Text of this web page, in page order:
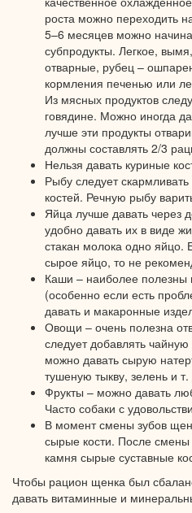
роста можно переходить
5–6 месяцев можно
субпродукты. Легкое,
отварные, рубец –
кормления печенью или
Из мясных продуктов
говядине. Можно иногда
лучше эти продукты
должны составлять 2/3
Нельзя давать куриные
Рыбу следует скармливать
костей. Речную рыбу
Яйца лучше давать через
удобно давать их в виде
стакан молока одно яйцо.
сырое яйцо, то не
Каши – наиболее полезны
(особенно если есть
давать и макаронные
Овощи – очень полезна
следует добавлять
можно давать сырую
тушеную тыкву, зелень и т.
Фрукты – можно давать
Часто собаки с
В момент смены зубов
сырые кости. После смены
камня сырые суставные
Чтобы рацион щенка был
давать витаминные и